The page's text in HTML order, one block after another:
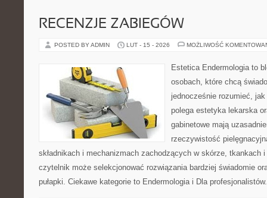
RECENZJE ZABIEGÓW
POSTED BY ADMIN LUT - 15 - 2026 MOŻLIWOŚĆ
Estetica Endermologia to
osobach, które chcą
jednocześnie rozumieć,
polega estetyka lekarska
gabinetowe mają
rzeczywistość
składnikach i mechanizmach zachodzących w skórze, tkankach
czytelnik może selekcjonować rozwiązania bardziej świadomie
pułapki. Ciekawe kategorie to Endermologia i Dla